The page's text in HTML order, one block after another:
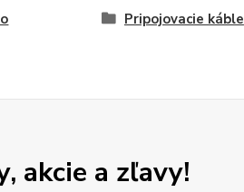
Pripojovacie káble
akcie a zľavy!